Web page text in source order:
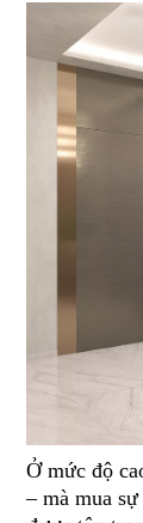
Ở mức độ
– mà mua